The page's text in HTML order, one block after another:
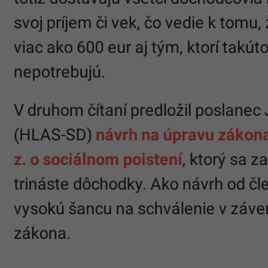
svoj príjem či vek, čo vedie k
viac ako 600 eur aj tým, ktorí
nepotrebujú.
V druhom čítaní predložil poslanec
(HLAS-SD) návrh na úpravu
z. o sociálnom poistení, ktorý sa
trináste dôchodky. Ako návrh od
vysokú šancu na schválenie v
zákona.